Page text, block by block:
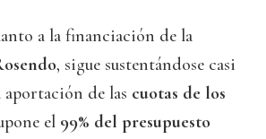
a la financiación de la
, sigue sustentándose casi
aportación de las cuotas de los
el 99% del presupuesto